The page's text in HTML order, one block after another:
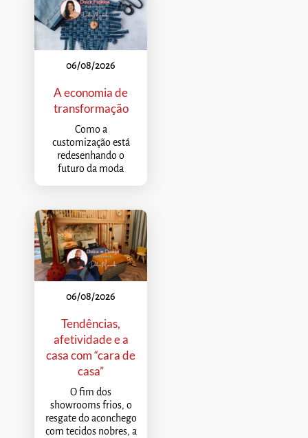
06/08/2026
A economia de
transformação
Como a
customização está
redesenhando o
futuro da moda
06/08/2026
Tendências,
afetividade e a
casa com “cara de
casa”
O fim dos
showrooms frios, o
resgate do aconchego
com tecidos nobres, a